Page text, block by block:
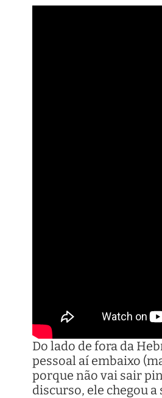
Do lado de fora da
pessoal aí embaixo
porque não vai sair
discurso, ele chegou